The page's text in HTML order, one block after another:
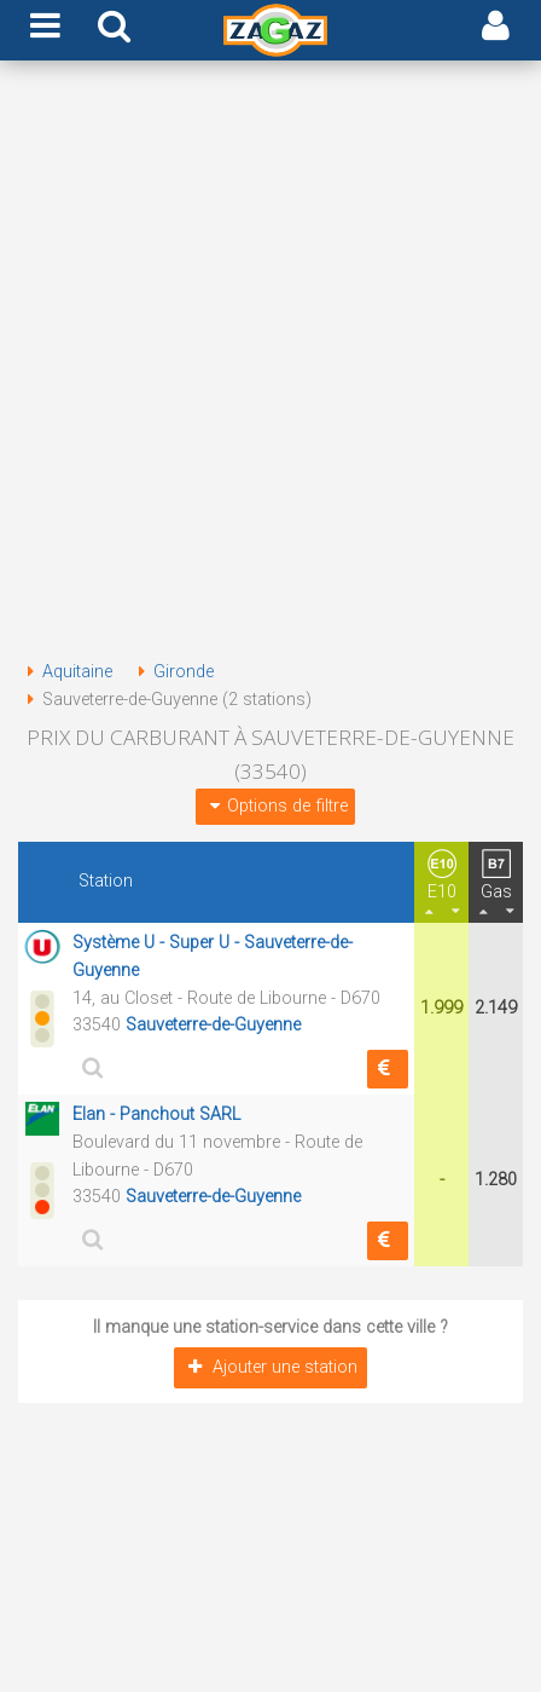
Aquitaine
Gironde
Sauveterre-de-Guyenne (2 stations)
PRIX DU CARBURANT À SAUVETERRE-DE-GUYENNE
(33540)
Options de filtre
Station
E10 Gas
Système U - Super U - Sauveterre-de-
Guyenne
14, au Closet - Route de Libourne - D670
33540 Sauveterre-de-Guyenne
1.999 2.149
Elan - Panchout SARL
Boulevard du 11 novembre - Route de
Libourne - D670
33540 Sauveterre-de-Guyenne
- 1.280
Il manque une station-service dans cette ville ?
Ajouter une station